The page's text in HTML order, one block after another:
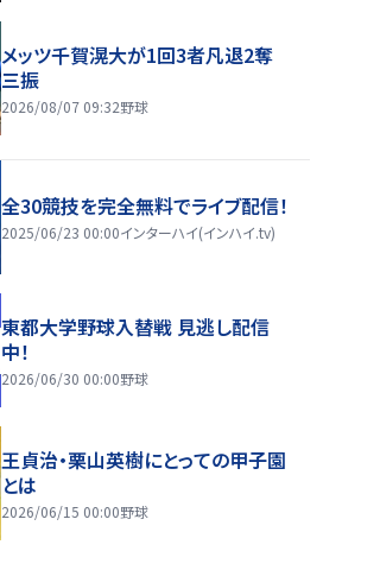
メッツ千賀滉大が1回3者凡退2奪
三振
2026/08/07 09:32野球
全30競技を完全無料でライブ配信！
2025/06/23 00:00インターハイ(インハイ.tv)
東都大学野球入替戦 見逃し配信
中！
2026/06/30 00:00野球
王貞治・栗山英樹にとっての甲子園
とは
2026/06/15 00:00野球